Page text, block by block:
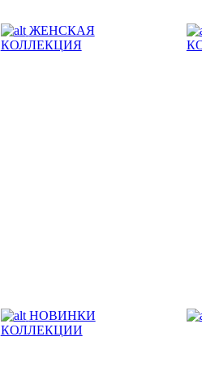
ЖЕНСКАЯ
КОЛЛЕКЦИЯ
НОВИНКИ
КОЛЛЕКЦИИ